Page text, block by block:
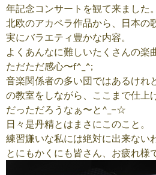
年記念コンサートを観て来ました。
北欧のアカペラ作品から、日本の
実にバラエティ豊かな内容。
よくあんなに難しいたくさんの楽
ただただ感心〜f^_^;
音楽関係者の多い団ではあるけれ
の教室をしながら、ここまで仕上
だっただろうなぁ〜と^_−☆
日々是丹精とはまさにこのこと。
練習嫌いな私には絶対に出来ない
とにもかくにも皆さん、お疲れ様